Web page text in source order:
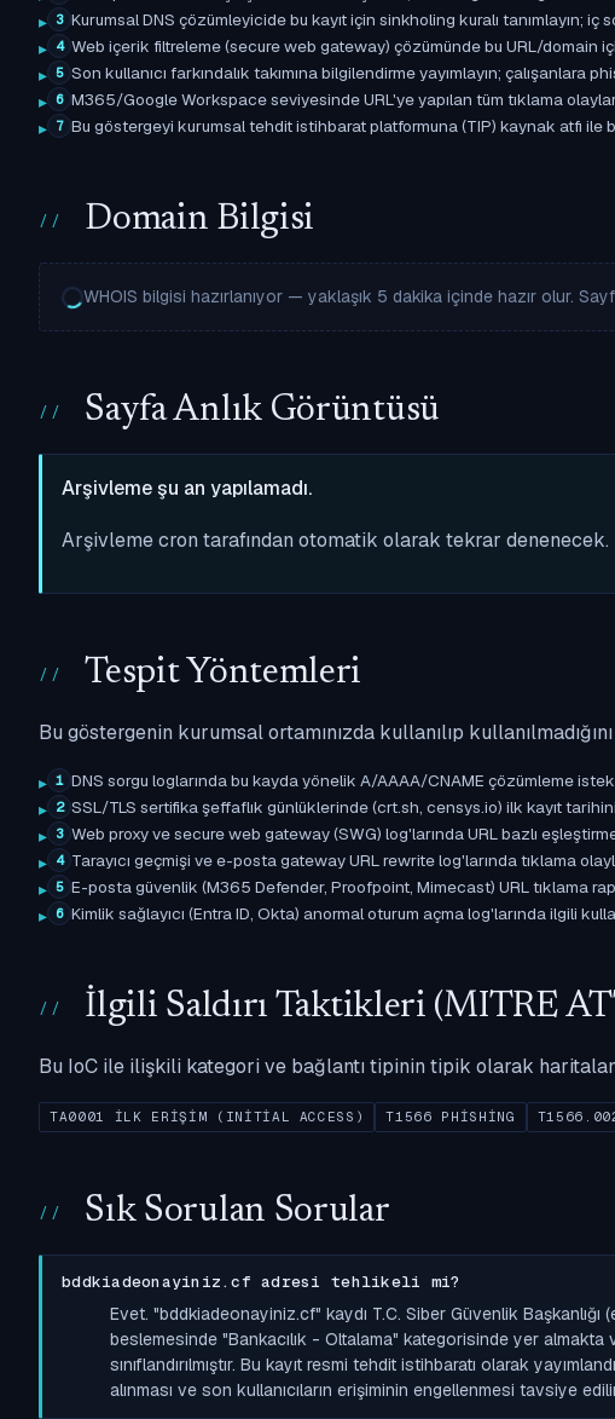
3 Kurumsal DNS çözümleyicide bu kayıt için sinkholing kuralı tanımlayın; iç
4 Web içerik filtreleme (secure web gateway) çözümünde bu URL/domain
5 Son kullanıcı farkındalık takımına bilgilendirme yayımlayın; çalışanlara
6 M365/Google Workspace seviyesinde URL'ye yapılan tüm tıklama
7 Bu göstergeyi kurumsal tehdit istihbarat platformuna (TIP) kaynak atfı
Domain Bilgisi
WHOIS bilgisi hazırlanıyor — yaklaşık 5 dakika içinde hazır olur.
Sayfa Anlık Görüntüsü
Arşivleme şu an yapılamadı.
Arşivleme cron tarafından otomatik olarak tekrar denenecek.
Tespit Yöntemleri
Bu göstergenin kurumsal ortamınızda kullanılıp
1 DNS sorgu loglarında bu kayda yönelik A/AAAA/CNAME çözümleme
2 SSL/TLS sertifika şeffaflık günlüklerinde (crt.sh, censys.io) ilk kayıt
3 Web proxy ve secure web gateway (SWG) log'larında URL bazlı
4 Tarayıcı geçmişi ve e-posta gateway URL rewrite log'larında tıklama
5 E-posta güvenlik (M365 Defender, Proofpoint, Mimecast) URL tıklama
6 Kimlik sağlayıcı (Entra ID, Okta) anormal oturum açma log'larında ilgili
İlgili Saldırı Taktikleri (MITRE
Bu IoC ile ilişkili kategori ve bağlantı tipinin tipik olarak
TA0001 İLK ERIŞIM (INITIAL ACCESS) T1566 PHISHING
Sık Sorulan Sorular
bddkiadeonayiniz.cf adresi tehlikeli mi?
Evet. "bddkiadeonayiniz.cf" kaydı T.C. Siber Güvenlik Başkanlığı
beslemesinde "Bankacılık - Oltalama" kategorisinde yer
sınıflandırılmıştır. Bu kayıt resmi tehdit istihbaratı olarak
alınması ve son kullanıcıların erişiminin engellenmesi tavsiye